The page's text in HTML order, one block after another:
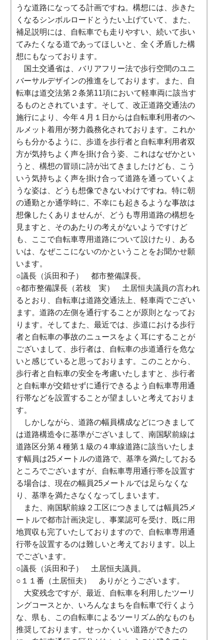
うな道路になってる計画ですね。構想には、歩きた
くなるシンボルロードとうたい上げていて、また、
補足説明には、自転車でも走りやすい、続いて歩い
てみたくなる道であってほしいと、全く矛盾した構
想にもなっております。
国土交通省は、バリアフリー法で歩行空間のユニ
バーサルデザインの推進をしております。また、自
転車は道交法第２条第11項において軽車両に該当す
るものとされています。そして、改正道路交通法の
施行により、今年４月１日からは自転車利用者のヘ
ルメット着用が努力義務化されております。これか
らも分かるように、歩道を歩行者と自転車利用者双
方が気持ちよく声を掛け合う姿、これはなぜかとい
うと、構想の冒頭に詩が出てきましたけども、こう
いう気持ちよく声を掛け合って道路を通っていくよ
うな姿は、どうも想像できないわけですね。特に朝
の通勤とか通学時に、不幸にも起きるような事故は
想像したくありませんが、どうも専用道路の構想を
見ますと、そのあたりの考えがないようですけど
も、ここで自転車専用道路について設けたり、ある
いは、なぜここにないのかということをお聞かせ願
います。
○議長（浜田和子） 都市整備課長。
○都市整備課長（若枝 実） 土居恒夫議員の言われ
るとおり、自転車は道路交通法上、軽車両でござい
ます。道路の左側を通行することが原則となってお
ります。そしてまた、最近では、歩道における歩行
者と自転車の事故のニュースをよく耳にすることが
ございまして、歩行者は、自転車の歩道通行を危な
いと感じていると思っております。このことから、
歩行者と自転車の安全を考慮いたしますと、歩行者
と自転車が交錯せずに通行できるよう自転車専用通
行帯などを設置することが望ましいと考えておりま
す。
しかしながら、道路の幅員構成などにつきまして
は道路構造令に基準がございまして、南国駅前線は
道路区分第４種第１級の４車線道路に該当いたしま
す幅員は25メートルの道路で、基準を満たしておる
ところでございますが、自転車専用通行帯を設置す
る場合は、現在の幅員25メートルでは足らなくな
り、基準を満たさなくなってしまいます。
また、南国駅前線２工区につきましては幅員25メ
ートルで都市計画決定し、事業認可を受け、既に用
地買収も完了いたしておりますので、自転車専用通
行帯を設置するのは難しいと考えております。以上
でございます。
○議長（浜田和子） 土居恒夫議員。
○１１番（土居恒夫） ありがとうございます。
大変残念ですが、最近、自転車を利用したツーリ
ングコースとか、いろんなまちを自転車で行くよう
な、県も、この自転車によるツーリズム的なものも
推奨しております。せっかくいい道路ができたの